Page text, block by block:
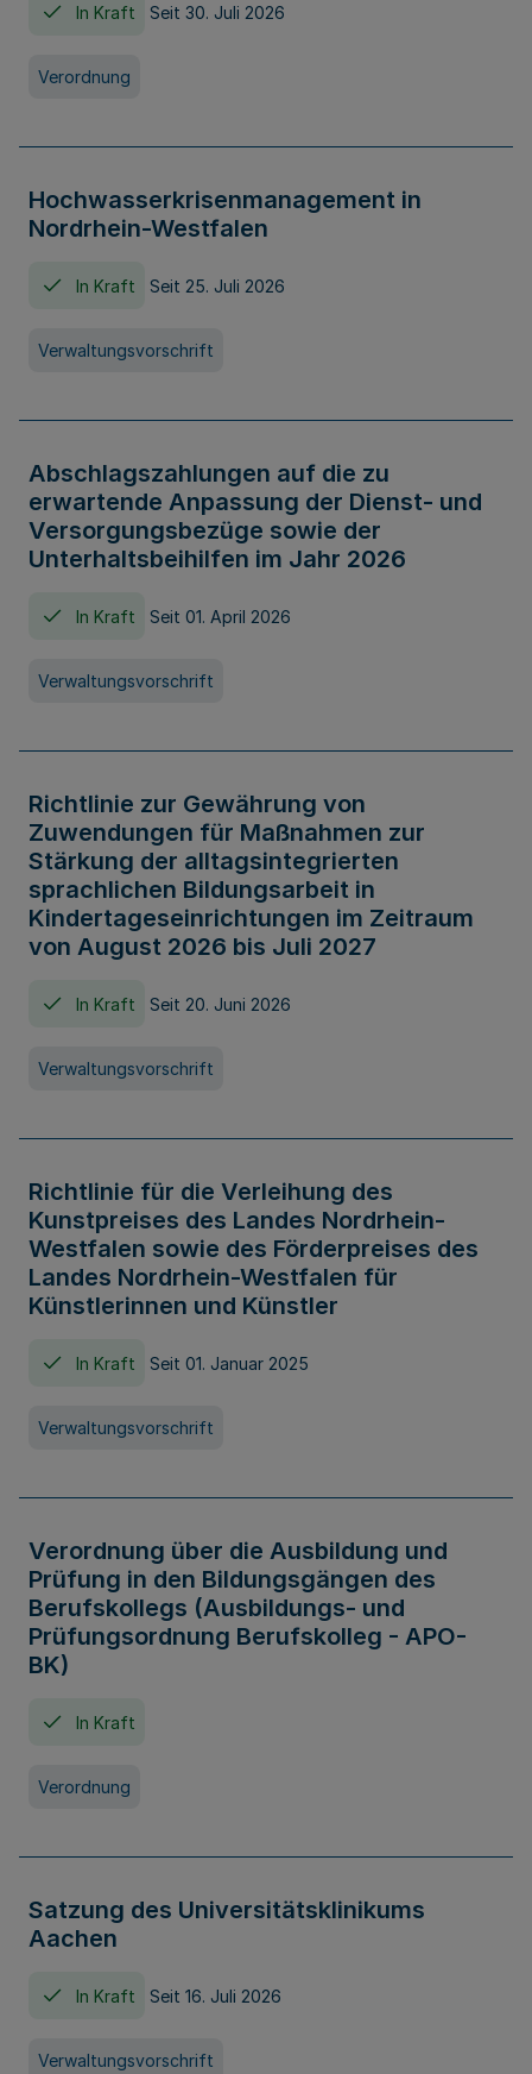
In Kraft Seit 30. Juli 2026
Verordnung
Hochwasserkrisenmanagement in
Nordrhein-Westfalen
In Kraft Seit 25. Juli 2026
Verwaltungsvorschrift
Abschlagszahlungen auf die zu
erwartende Anpassung der Dienst- und
Versorgungsbezüge sowie der
Unterhaltsbeihilfen im Jahr 2026
In Kraft Seit 01. April 2026
Verwaltungsvorschrift
Richtlinie zur Gewährung von
Zuwendungen für Maßnahmen zur
Stärkung der alltagsintegrierten
sprachlichen Bildungsarbeit in
Kindertageseinrichtungen im Zeitraum
von August 2026 bis Juli 2027
In Kraft Seit 20. Juni 2026
Verwaltungsvorschrift
Richtlinie für die Verleihung des
Kunstpreises des Landes Nordrhein-
Westfalen sowie des Förderpreises des
Landes Nordrhein-Westfalen für
Künstlerinnen und Künstler
In Kraft Seit 01. Januar 2025
Verwaltungsvorschrift
Verordnung über die Ausbildung und
Prüfung in den Bildungsgängen des
Berufskollegs (Ausbildungs- und
Prüfungsordnung Berufskolleg - APO-
BK)
In Kraft
Verordnung
Satzung des Universitätsklinikums
Aachen
In Kraft Seit 16. Juli 2026
Verwaltungsvorschrift